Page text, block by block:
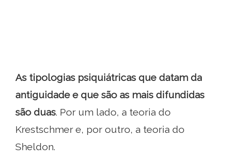
As tipologias psiquiátricas que datam da
antiguidade e que são as mais difundidas
são duas. Por um lado, a teoria do
Krestschmer e, por outro, a teoria do
Sheldon.